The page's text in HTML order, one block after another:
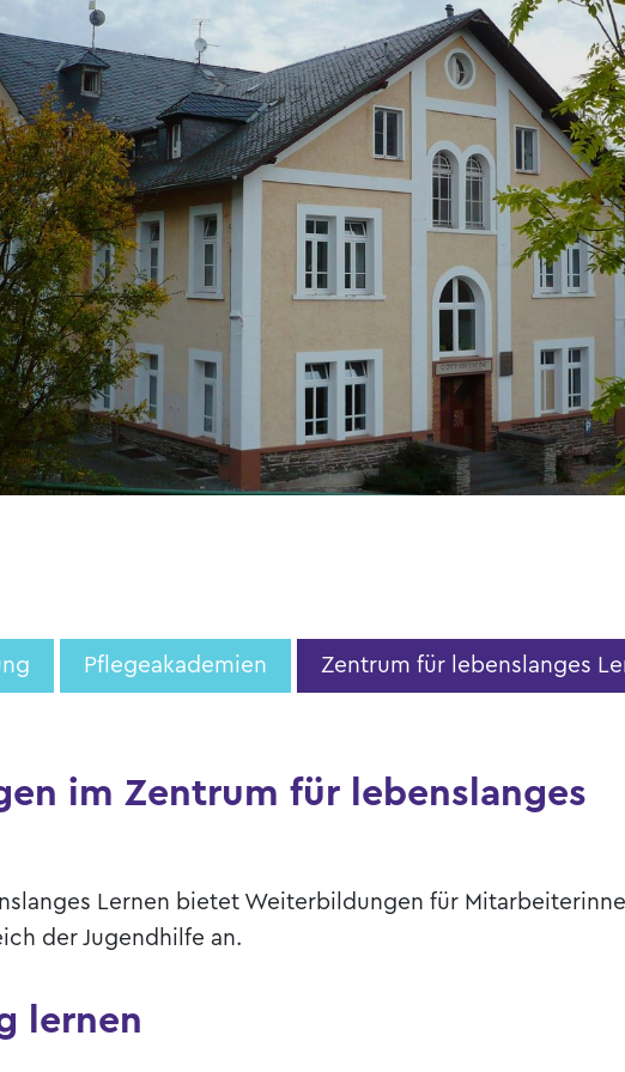
Pflegeakademien Zentrum für lebenslanges
im Zentrum für lebenslanges
Lernen bietet Weiterbildungen für
der Jugendhilfe an.
lernen